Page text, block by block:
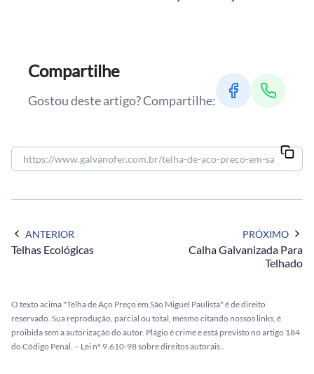
Compartilhe
Gostou deste artigo? Compartilhe:
ANTERIOR
Telhas Ecológicas
PRÓXIMO
Calha Galvanizada Para
Telhado
O texto acima "Telha de Aço Preço em São Miguel Paulista" é de direito
reservado. Sua reprodução, parcial ou total, mesmo citando nossos links, é
proibida sem a autorização do autor. Plágio é crime e está previsto no artigo 184
do Código Penal. – Lei n° 9.610-98 sobre direitos autorais